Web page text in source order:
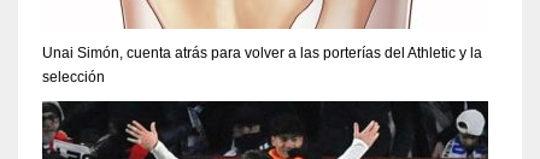
Unai Simón, cuenta atrás para volver a las porterías del Athletic y la
selección